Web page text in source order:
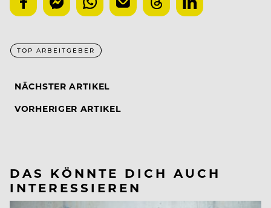
TOP ARBEITGEBER
NÄCHSTER ARTIKEL
VORHERIGER ARTIKEL
DAS KÖNNTE DICH AUCH
INTERESSIEREN